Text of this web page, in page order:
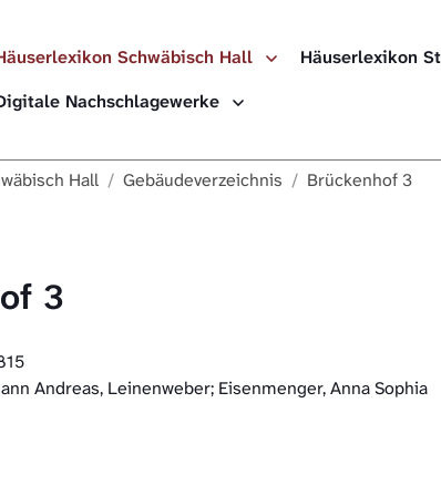
Schwäbisch Hall
Häuserlexikon
Nachschlagewerke
Hall Gebäudeverzeichnis Brückenhof 3
3
Andreas, Leinenweber; Eisenmenger, Anna Sophia